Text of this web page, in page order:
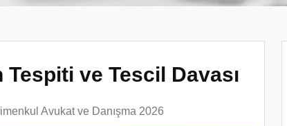
ve Tescil Davası
Avukat ve Danışma 2026